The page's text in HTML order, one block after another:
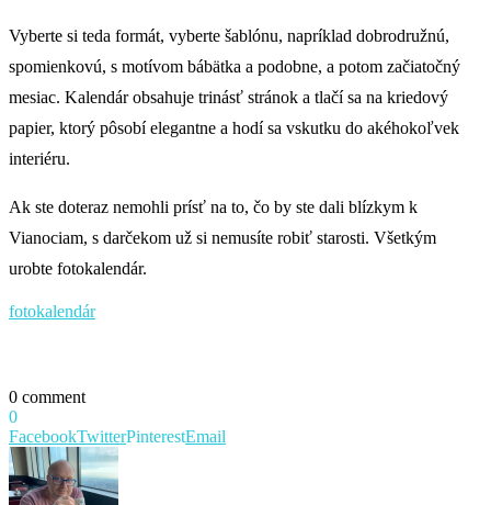
Vyberte si teda formát, vyberte šablónu, napríklad dobrodružnú,
spomienkovú, s motívom bábätka a podobne, a potom začiatočný
mesiac. Kalendár obsahuje trinásť stránok a tlačí sa na kriedový
papier, ktorý pôsobí elegantne a hodí sa vskutku do akéhokoľvek
interiéru.
Ak ste doteraz nemohli prísť na to, čo by ste dali blízkym k
Vianociam, s darčekom už si nemusíte robiť starosti. Všetkým
urobte fotokalendár.
fotokalendár
0 comment
0
FacebookTwitterPinterestEmail